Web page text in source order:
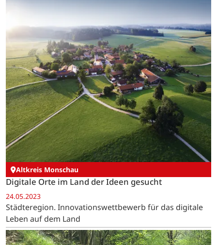
Altkreis Monschau
Digitale Orte im Land der Ideen gesucht
24.05.2023
Städteregion. Innovationswettbewerb für das digitale
Leben auf dem Land